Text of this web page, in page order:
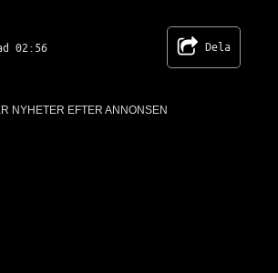
02:56 Dela
NYHETER EFTER ANNONSEN